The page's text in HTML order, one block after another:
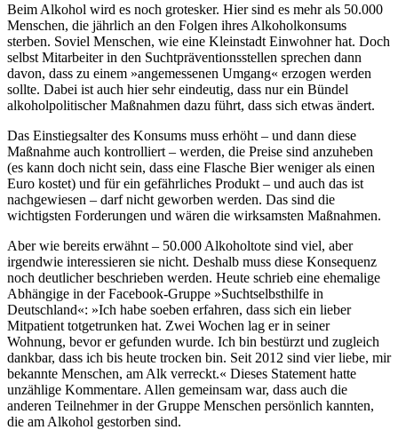
Beim Alkohol wird es noch grotesker. Hier sind es mehr als 50.000
Menschen, die jährlich an den Folgen ihres Alkoholkonsums
sterben. Soviel Menschen, wie eine Kleinstadt Einwohner hat. Doch
selbst Mitarbeiter in den Suchtpräventionsstellen sprechen dann
davon, dass zu einem »angemessenen Umgang« erzogen werden
sollte. Dabei ist auch hier sehr eindeutig, dass nur ein Bündel
alkoholpolitischer Maßnahmen dazu führt, dass sich etwas ändert.
Das Einstiegsalter des Konsums muss erhöht – und dann diese
Maßnahme auch kontrolliert – werden, die Preise sind anzuheben
(es kann doch nicht sein, dass eine Flasche Bier weniger als einen
Euro kostet) und für ein gefährliches Produkt – und auch das ist
nachgewiesen – darf nicht geworben werden. Das sind die
wichtigsten Forderungen und wären die wirksamsten Maßnahmen.
Aber wie bereits erwähnt – 50.000 Alkoholtote sind viel, aber
irgendwie interessieren sie nicht. Deshalb muss diese Konsequenz
noch deutlicher beschrieben werden. Heute schrieb eine ehemalige
Abhängige in der Facebook-Gruppe »Suchtselbsthilfe in
Deutschland«: »Ich habe soeben erfahren, dass sich ein lieber
Mitpatient totgetrunken hat. Zwei Wochen lag er in seiner
Wohnung, bevor er gefunden wurde. Ich bin bestürzt und zugleich
dankbar, dass ich bis heute trocken bin. Seit 2012 sind vier liebe, mir
bekannte Menschen, am Alk verreckt.« Dieses Statement hatte
unzählige Kommentare. Allen gemeinsam war, dass auch die
anderen Teilnehmer in der Gruppe Menschen persönlich kannten,
die am Alkohol gestorben sind.